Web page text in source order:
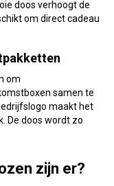
doos verhoogt de
om direct cadeau
om
samen te
maakt het
De doos wordt zo
zijn er?